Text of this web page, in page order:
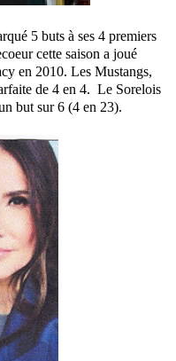
5 buts à ses 4 premiers
cette saison a joué
en 2010. Les Mustangs,
de 4 en 4. Le Sorelois
but sur 6 (4 en 23).